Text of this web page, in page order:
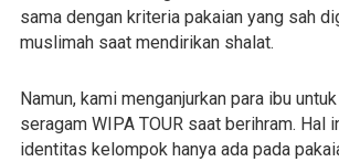
sama dengan kriteria pakaian yang sah
muslimah saat mendirikan shalat.
Namun, kami menganjurkan para ibu
seragam WIPA TOUR saat berihram. Hal
identitas kelompok hanya ada pada